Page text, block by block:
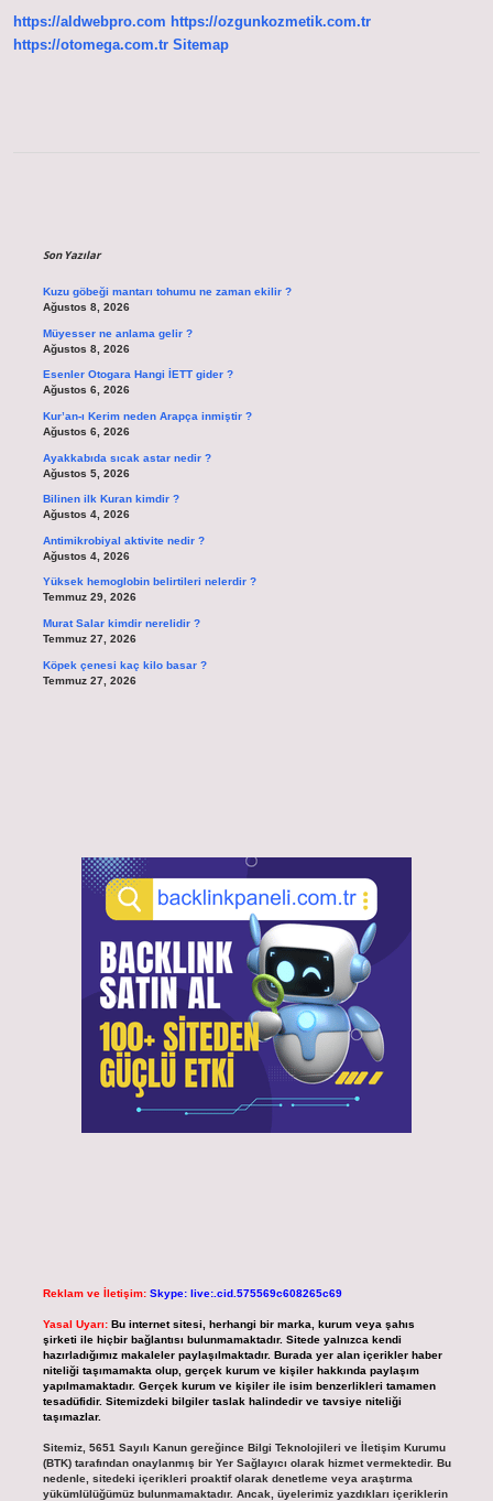
https://aldwebpro.com https://ozgunkozmetik.com.tr
https://otomega.com.tr Sitemap
Son Yazılar
Kuzu göbeği mantarı tohumu ne zaman ekilir ?
Ağustos 8, 2026
Müyesser ne anlama gelir ?
Ağustos 8, 2026
Esenler Otogara Hangi İETT gider ?
Ağustos 6, 2026
Kur’an-ı Kerim neden Arapça inmiştir ?
Ağustos 6, 2026
Ayakkabıda sıcak astar nedir ?
Ağustos 5, 2026
Bilinen ilk Kuran kimdir ?
Ağustos 4, 2026
Antimikrobiyal aktivite nedir ?
Ağustos 4, 2026
Yüksek hemoglobin belirtileri nelerdir ?
Temmuz 29, 2026
Murat Salar kimdir nerelidir ?
Temmuz 27, 2026
Köpek çenesi kaç kilo basar ?
Temmuz 27, 2026
Reklam ve İletişim: Skype: live:.cid.575569c608265c69
Yasal Uyarı: Bu internet sitesi, herhangi bir marka, kurum veya şahıs
şirketi ile hiçbir bağlantısı bulunmamaktadır. Sitede yalnızca kendi
hazırladığımız makaleler paylaşılmaktadır. Burada yer alan içerikler haber
niteliği taşımamakta olup, gerçek kurum ve kişiler hakkında paylaşım
yapılmamaktadır. Gerçek kurum ve kişiler ile isim benzerlikleri tamamen
tesadüfidir. Sitemizdeki bilgiler taslak halindedir ve tavsiye niteliği
taşımazlar.
Sitemiz, 5651 Sayılı Kanun gereğince Bilgi Teknolojileri ve İletişim Kurumu
(BTK) tarafından onaylanmış bir Yer Sağlayıcı olarak hizmet vermektedir. Bu
nedenle, sitedeki içerikleri proaktif olarak denetleme veya araştırma
yükümlülüğümüz bulunmamaktadır. Ancak, üyelerimiz yazdıkları içeriklerin